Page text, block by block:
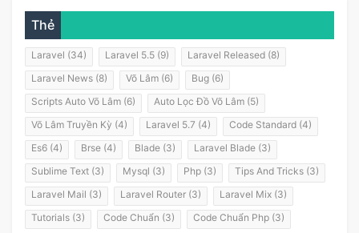
Thẻ
Laravel (34) Laravel 5.5 (9)
Laravel Released (8)
Laravel News (8)
Võ Lâm (6)
Bug (6)
Scripts Auto Võ Lâm (6)
Auto Lọc Đồ Võ Lâm (5)
Võ Lâm Truyền Kỳ (4)
Laravel 5.7 (4)
Code Standard (4)
Es6 (4)
Brse (4) Blade (3)
Laravel Blade (3)
Sublime Text (3)
Mysql (3) Php (3)
Tips And Tricks (3)
Laravel Mail (3)
Laravel Router (3)
Laravel Mix (3)
Tutorials (3)
Code Chuẩn (3)
Code Chuẩn Php (3)